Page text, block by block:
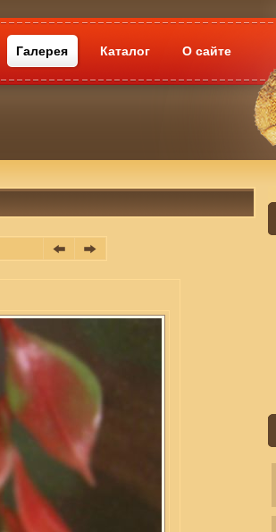
Галерея Каталог О сайте